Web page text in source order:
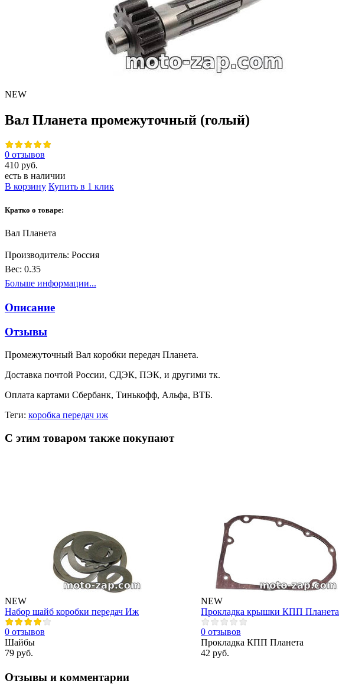
NEW
Вал Планета промежуточный (голый)
0 отзывов
410 руб.
есть в наличии
В корзину Купить в 1 клик
Кратко о товаре:
Вал Планета
Производитель: Россия
Вес: 0.35
Больше информации...
Описание
Отзывы
Промежуточный Вал коробки передач Планета.
Доставка почтой России, СДЭК, ПЭК, и другими тк.
Оплата картами Сбербанк, Тинькофф, Альфа, ВТБ.
Теги: коробка передач иж
С этим товаром также покупают
NEW
Набор шайб коробки передач Иж
0 отзывов
Шайбы
79 руб.
NEW
Прокладка крышки КПП Планета
0 отзывов
Прокладка КПП Планета
42 руб.
Отзывы и комментарии